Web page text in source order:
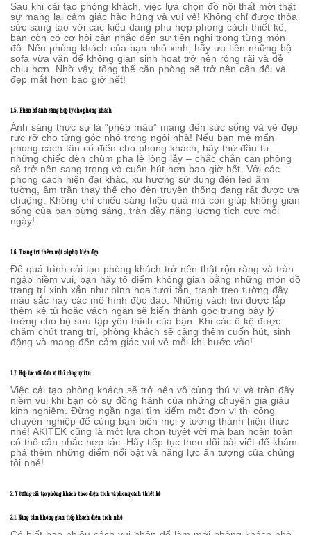
Sau khi cải tạo phòng khách, việc lựa chọn đồ nội thất mới thật
sự mang lại cảm giác hào hứng và vui vẻ! Không chỉ được thỏa
sức sáng tạo với các kiểu dáng phù hợp phong cách thiết kế,
bạn còn có cơ hội cân nhắc đến sự tiện nghi trong từng món
đồ. Nếu phòng khách của bạn nhỏ xinh, hãy ưu tiên những bộ
sofa vừa vặn để không gian sinh hoạt trở nên rộng rãi và dễ
chịu hơn. Nhờ vậy, tổng thể căn phòng sẽ trở nên cân đối và
đẹp mắt hơn bao giờ hết!
1.5. Phân bổ ánh sáng hợp lý cho phòng khách
Ánh sáng thực sự là “phép màu” mang đến sức sống và vẻ đẹp
rực rỡ cho từng góc nhỏ trong ngôi nhà! Nếu bạn mê mẩn
phong cách tân cổ điển cho phòng khách, hãy thử đầu tư
những chiếc đèn chùm pha lê lộng lẫy – chắc chắn căn phòng
sẽ trở nên sang trọng và cuốn hút hơn bao giờ hết. Với các
phong cách hiện đại khác, xu hướng sử dụng đèn led âm
tường, âm trần thay thế cho đèn truyền thống đang rất được ưa
chuộng. Không chỉ chiếu sáng hiệu quả mà còn giúp không gian
sống của bạn bừng sáng, tràn đầy năng lượng tích cực mỗi
ngày!
1.6. Trang trí thêm một số phụ kiện đẹp
Để quá trình cải tạo phòng khách trở nên thật rộn ràng và tràn
ngập niềm vui, bạn hãy tô điểm không gian bằng những món đồ
trang trí xinh xắn như bình hoa tươi tắn, tranh treo tường đầy
màu sắc hay các mô hình độc đáo. Những vách tivi được lắp
thêm kệ tủ hoặc vách ngăn sẽ biến thành góc trưng bày lý
tưởng cho bộ sưu tập yêu thích của bạn. Khi các ô kệ được
chăm chút trang trí, phòng khách sẽ càng thêm cuốn hút, sinh
động và mang đến cảm giác vui vẻ mỗi khi bước vào!
1.7. Hợp tác với đơn vị thi công uy tín
Việc cải tạo phòng khách sẽ trở nên vô cùng thú vị và tràn đầy
niềm vui khi bạn có sự đồng hành của những chuyên gia giàu
kinh nghiệm. Đừng ngần ngại tìm kiếm một đơn vị thi công
chuyên nghiệp để cùng bạn biến mọi ý tưởng thành hiện thực
nhé! AKITEK cũng là một lựa chọn tuyệt vời mà bạn hoàn toàn
có thể cân nhắc hợp tác. Hãy tiếp tục theo dõi bài viết để khám
phá thêm những điểm nổi bật và năng lực ấn tượng của chúng
tôi nhé!
2. Ý tưởng cải tạo phòng khách theo diện tích và phong cách thiết kế
2.1. Nâng tầm không gian tiếp khách diện tích nhỏ